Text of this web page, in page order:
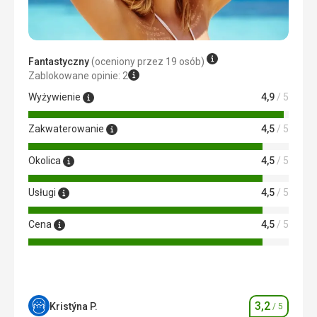
rozczarowanie.
Ta recenzja została automatycznie przetłumaczona za
Fantastyczny(oceniony przez 19 osób)
Zablokowane opinie: 2
Wyżywienie
4,9 / 5
Zakwaterowanie 4,5 / 5
Okolica 4,5 / 5
Usługi 4,5 / 5
Cena 4,5 / 5
Kristýna P. Ocena
3,2 / 5